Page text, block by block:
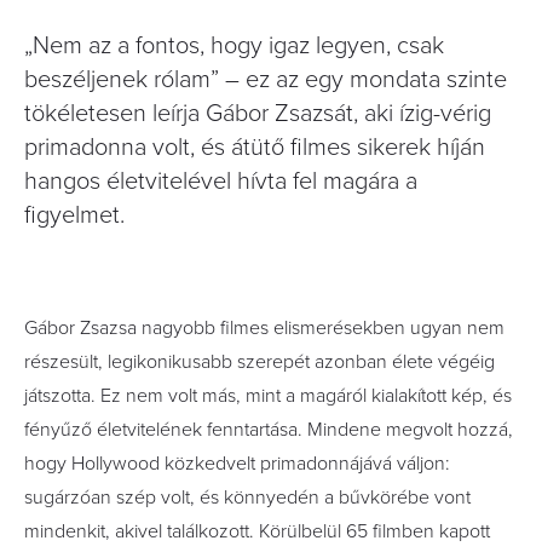
„Nem az a fontos, hogy igaz legyen, csak
beszéljenek rólam” – ez az egy mondata szinte
tökéletesen leírja Gábor Zsazsát, aki ízig-vérig
primadonna volt, és átütő filmes sikerek híján
hangos életvitelével hívta fel magára a
figyelmet.
Gábor Zsazsa nagyobb filmes elismerésekben ugyan nem
részesült, legikonikusabb szerepét azonban élete végéig
játszotta. Ez nem volt más, mint a magáról kialakított kép, és
fényűző életvitelének fenntartása. Mindene megvolt hozzá,
hogy Hollywood közkedvelt primadonnájává váljon:
sugárzóan szép volt, és könnyedén a bűvkörébe vont
mindenkit, akivel találkozott. Körülbelül 65 filmben kapott